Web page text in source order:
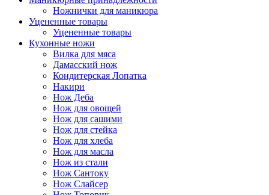
Ножнички для маникюра
Уцененные товары
Уцененные товары
Кухонные ножи
Вилка для мяса
Дамасский нож
Кондитерская Лопатка
Накири
Нож Деба
Нож для овощей
Нож для сашими
Нож для стейка
Нож для хлеба
Нож для масла
Нож из стали
Нож Сантоку
Нож Слайсер